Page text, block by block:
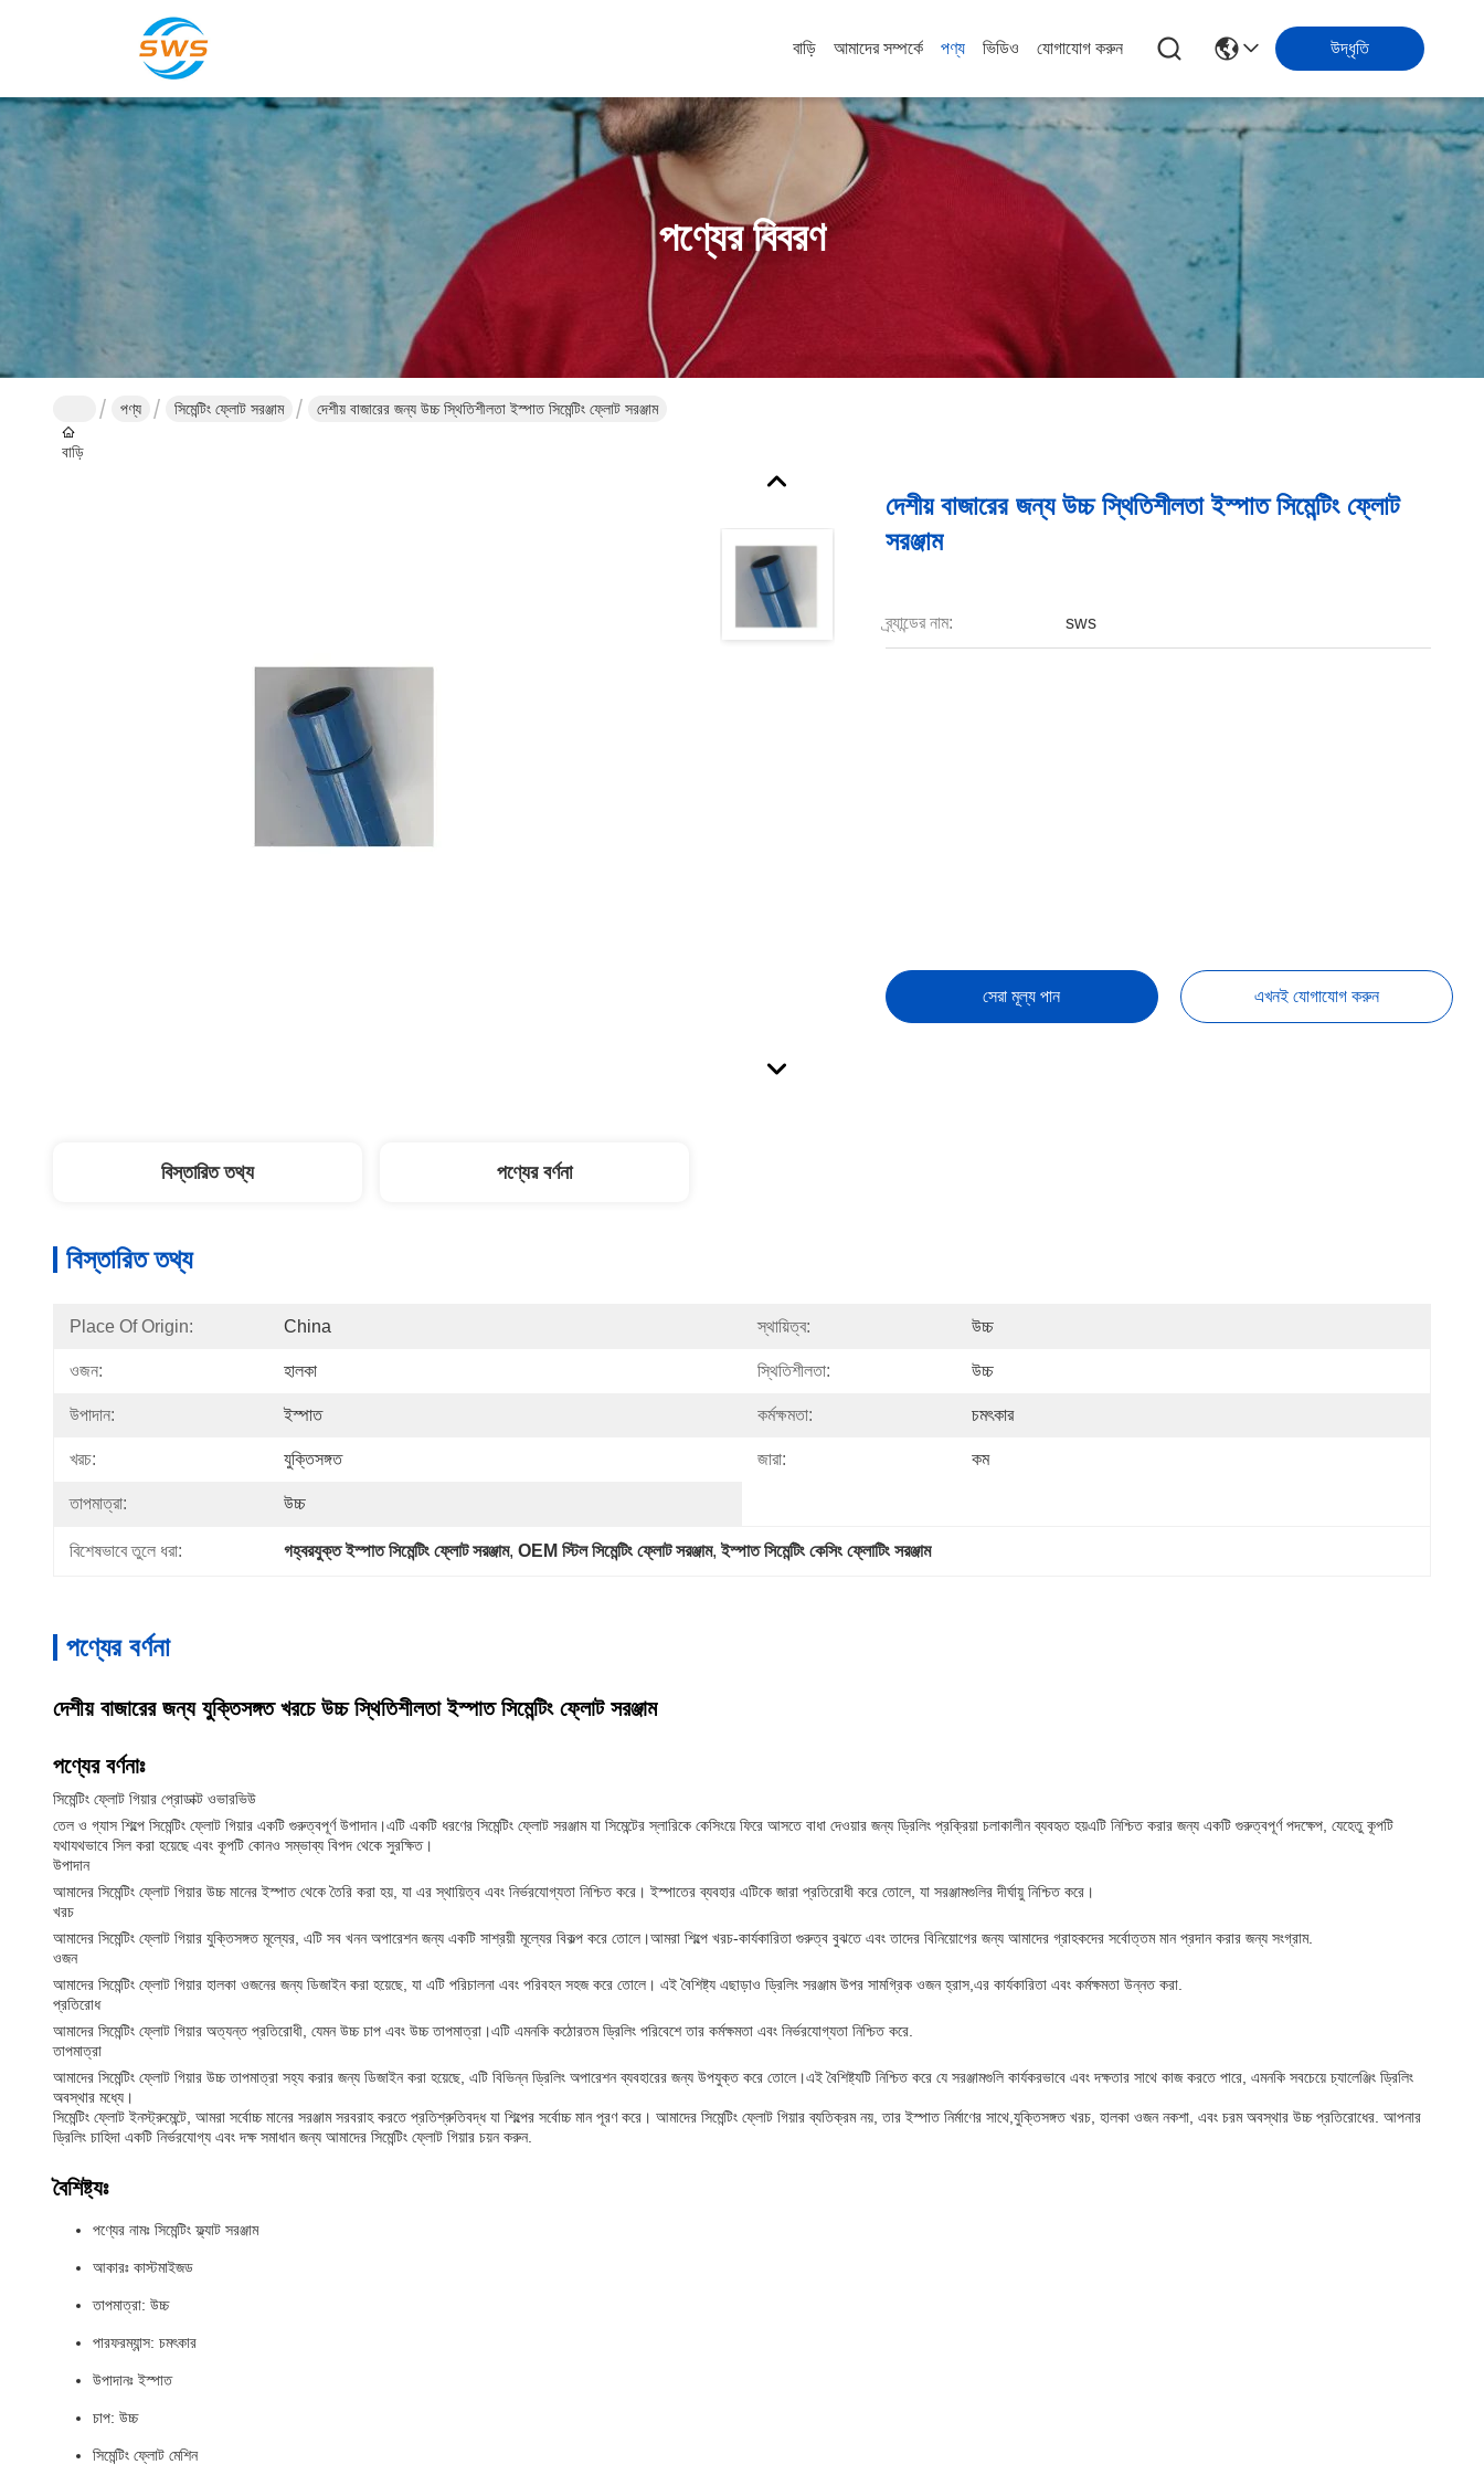
বাড়ি আমাদের সম্পর্কে পণ্য ভিডিও যোগাযোগ করুন উদ্ধৃতি
পণ্যের বিবরণ
বাড়ি
পণ্য সিমেন্টিং ফ্লোট সরঞ্জাম দেশীয় বাজারের জন্য উচ্চ স্থিতিশীলতা ইস্পাত সিমেন্টিং ফ্লোট সরঞ্জাম
দেশীয় বাজারের জন্য উচ্চ স্থিতিশীলতা ইস্পাত সিমেন্টিং ফ্লোট
সরঞ্জাম
ব্র্যান্ডের নাম: sws
সেরা মূল্য পান এখনই যোগাযোগ করুন
বিস্তারিত তথ্য পণ্যের বর্ণনা
বিস্তারিত তথ্য
Place Of Origin: China স্থায়িত্ব: উচ্চ
ওজন: হালকা স্থিতিশীলতা: উচ্চ
উপাদান: ইস্পাত কর্মক্ষমতা: চমৎকার
খরচ: যুক্তিসঙ্গত জারা: কম
তাপমাত্রা: উচ্চ
বিশেষভাবে তুলে ধরা: গহ্বরযুক্ত ইস্পাত সিমেন্টিং ফ্লোট সরঞ্জাম, OEM স্টিল সিমেন্টিং ফ্লোট সরঞ্জাম, ইস্পাত সিমেন্টিং কেসিং ফ্লোটিং সরঞ্জাম
পণ্যের বর্ণনা
দেশীয় বাজারের জন্য যুক্তিসঙ্গত খরচে উচ্চ স্থিতিশীলতা ইস্পাত সিমেন্টিং ফ্লোট সরঞ্জাম
পণ্যের বর্ণনাঃ
সিমেন্টিং ফ্লোট গিয়ার প্রোডাক্ট ওভারভিউ
তেল ও গ্যাস শিল্পে সিমেন্টিং ফ্লোট গিয়ার একটি গুরুত্বপূর্ণ উপাদান।এটি একটি ধরণের সিমেন্টিং ফ্লোট সরঞ্জাম যা সিমেন্টের স্লারিকে কেসিংয়ে ফিরে আসতে বাধা দেওয়ার জন্য ড্রিলিং প্রক্রিয়া চলাকালীন ব্যবহৃত হয়এটি নিশ্চিত করার জন্য একটি গুরুত্বপূর্ণ পদক্ষেপ, যেহেতু কূপটি
যথাযথভাবে সিল করা হয়েছে এবং কূপটি কোনও সম্ভাব্য বিপদ থেকে সুরক্ষিত।
উপাদান
আমাদের সিমেন্টিং ফ্লোট গিয়ার উচ্চ মানের ইস্পাত থেকে তৈরি করা হয়, যা এর স্থায়িত্ব এবং নির্ভরযোগ্যতা নিশ্চিত করে। ইস্পাতের ব্যবহার এটিকে জারা প্রতিরোধী করে তোলে, যা সরঞ্জামগুলির দীর্ঘায়ু নিশ্চিত করে।
খরচ
আমাদের সিমেন্টিং ফ্লোট গিয়ার যুক্তিসঙ্গত মূল্যের, এটি সব খনন অপারেশন জন্য একটি সাশ্রয়ী মূল্যের বিকল্প করে তোলে।আমরা শিল্পে খরচ-কার্যকারিতা গুরুত্ব বুঝতে এবং তাদের বিনিয়োগের জন্য আমাদের গ্রাহকদের সর্বোত্তম মান প্রদান করার জন্য সংগ্রাম.
ওজন
আমাদের সিমেন্টিং ফ্লোট গিয়ার হালকা ওজনের জন্য ডিজাইন করা হয়েছে, যা এটি পরিচালনা এবং পরিবহন সহজ করে তোলে। এই বৈশিষ্ট্য এছাড়াও ড্রিলিং সরঞ্জাম উপর সামগ্রিক ওজন হ্রাস,এর কার্যকারিতা এবং কর্মক্ষমতা উন্নত করা.
প্রতিরোধ
আমাদের সিমেন্টিং ফ্লোট গিয়ার অত্যন্ত প্রতিরোধী, যেমন উচ্চ চাপ এবং উচ্চ তাপমাত্রা।এটি এমনকি কঠোরতম ড্রিলিং পরিবেশে তার কর্মক্ষমতা এবং নির্ভরযোগ্যতা নিশ্চিত করে.
তাপমাত্রা
আমাদের সিমেন্টিং ফ্লোট গিয়ার উচ্চ তাপমাত্রা সহ্য করার জন্য ডিজাইন করা হয়েছে, এটি বিভিন্ন ড্রিলিং অপারেশন ব্যবহারের জন্য উপযুক্ত করে তোলে।এই বৈশিষ্ট্যটি নিশ্চিত করে যে সরঞ্জামগুলি কার্যকরভাবে এবং দক্ষতার সাথে কাজ করতে পারে, এমনকি সবচেয়ে চ্যালেঞ্জিং ড্রিলিং
অবস্থার মধ্যে।
সিমেন্টিং ফ্লোট ইনস্ট্রুমেন্টে, আমরা সর্বোচ্চ মানের সরঞ্জাম সরবরাহ করতে প্রতিশ্রুতিবদ্ধ যা শিল্পের সর্বোচ্চ মান পূরণ করে। আমাদের সিমেন্টিং ফ্লোট গিয়ার ব্যতিক্রম নয়, তার ইস্পাত নির্মাণের সাথে,যুক্তিসঙ্গত খরচ, হালকা ওজন নকশা, এবং চরম অবস্থার উচ্চ প্রতিরোধের. আপনার
ড্রিলিং চাহিদা একটি নির্ভরযোগ্য এবং দক্ষ সমাধান জন্য আমাদের সিমেন্টিং ফ্লোট গিয়ার চয়ন করুন.
বৈশিষ্ট্যঃ
পণ্যের নামঃ সিমেন্টিং ফ্ল্যাট সরঞ্জাম
আকারঃ কাস্টমাইজড
তাপমাত্রা: উচ্চ
পারফরম্যান্স: চমৎকার
উপাদানঃ ইস্পাত
চাপ: উচ্চ
সিমেন্টিং ফ্লোট মেশিন